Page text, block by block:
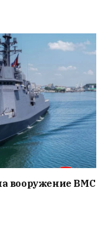
вооружение ВМС